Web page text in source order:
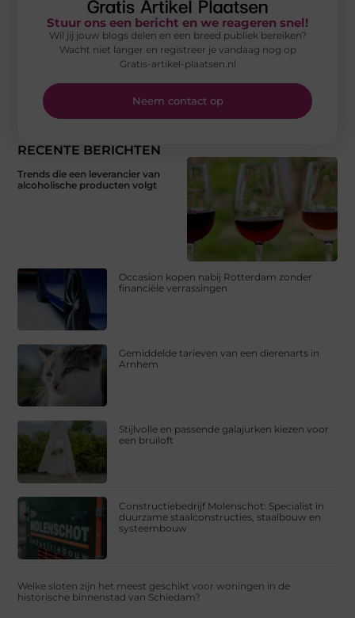
RECENTE BERICHTEN
Trends die een leverancier van
alcoholische producten volgt
Occasion kopen nabij Rotterdam zonder
financiële verrassingen
Gemiddelde tarieven van een dierenarts in
Arnhem
Stijlvolle en passende galajurken kiezen voor
een bruiloft
Constructiebedrijf Molenschot: Specialist in
duurzame staalconstructies, staalbouw en
systeembouw
Welke sloten zijn het meest geschikt voor woningen in de
historische binnenstad van Schiedam?
Stuur ons een bericht en we reageren snel!
Wil jij jouw blogs delen en een breed publiek bereiken?
Wacht niet langer en registreer je vandaag nog op
Gratis-artikel-plaatsen.nl
Neem contact op